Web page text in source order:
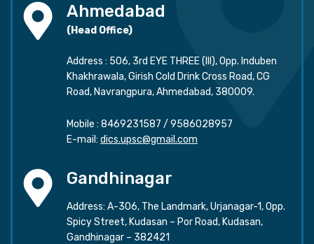
Ahmedabad
(Head Office)
Address : 506, 3rd EYE THREE (III), Opp. Induben
Khakhrawala, Girish Cold Drink Cross Road, CG
Road, Navrangpura, Ahmedabad, 380009.
Mobile : 8469231587 / 9586028957
E-mail: dics.upsc@gmail.com
Gandhinagar
Address: A-306, The Landmark, Urjanagar-1, Opp.
Spicy Street, Kudasan – Por Road, Kudasan,
Gandhinagar – 382421